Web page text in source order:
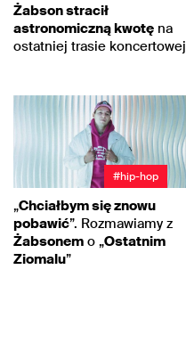
Żabson stracił
astronomiczną kwotę na
ostatniej trasie koncertowej
#hip-hop
„Chciałbym się znowu
pobawić”. Rozmawiamy z
Żabsonem o „Ostatnim
Ziomalu”